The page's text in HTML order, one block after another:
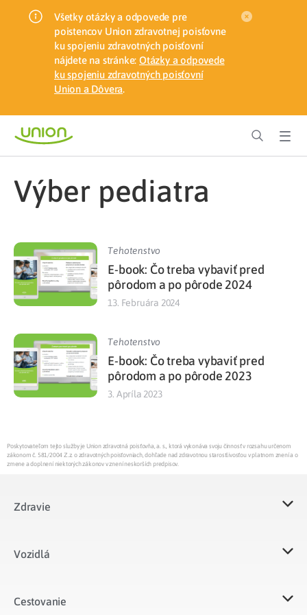
Všetky otázky a odpovede pre
poistencov Union zdravotnej poisťovne
ku spojeniu zdravotných poisťovní
nájdete na stránke: Otázky a odpovede
ku spojeniu zdravotných poisťovní
Union a Dôvera.
výber pediatra
Tehotenstvo
E-book: Čo treba vybaviť pred
pôrodom a po pôrode 2024
13. Februára 2024
Tehotenstvo
E-book: Čo treba vybaviť pred
pôrodom a po pôrode 2023
3. Apríla 2023
Poskytovateľom tejto služby je Union zdravotná poisťovňa, a. s., ktorá vykonáva svoju činnosť v rozsahu určenom
zákonom č. 581/2004 Z.z. o zdravotných poisťovniach, dohľade nad zdravotnou starostlivosťou v platnom znení a o
zmene a doplnení niektorých zákonov v znení neskorších predpisov.
Zdravie
Vozidlá​
Cestovanie